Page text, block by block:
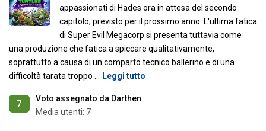
appassionati di Hades ora in attesa del secondo
capitolo, previsto per il prossimo anno. L'ultima fatica
di Super Evil Megacorp si presenta tuttavia come
una produzione che fatica a spiccare qualitativamente,
soprattutto a causa di un comparto tecnico ballerino e di una
difficoltà tarata troppo
Leggi tutto
7
Voto assegnato da Darthen
Media utenti: 7